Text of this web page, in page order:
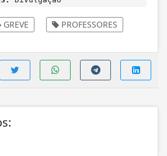
GREVE PROFESSORES